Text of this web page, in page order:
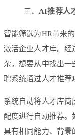
三、 AI推荐人
智能筛选为HR带来
激活企业人才库。经
杂，想要从中找出一
聘系统通过人才推荐
系统自动将人才库简
配度进行自动推荐。
具有相同能力、背景